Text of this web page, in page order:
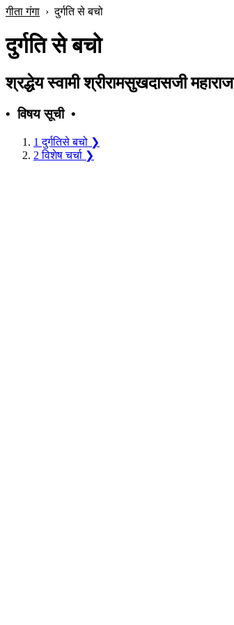
गीता गंगा ›दुर्गति से बचो
दुर्गति से बचो
श्रद्धेय स्वामी श्रीरामसुखदासजी महाराज
• विषय सूची •
1 दुर्गतिसे बचो ❯
2 विशेष चर्चा ❯